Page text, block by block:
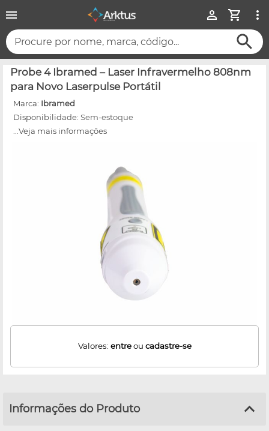
Procure por nome, marca, código...
Probe 4 Ibramed – Laser Infravermelho 808nm
para Novo Laserpulse Portátil
Marca: Ibramed
Disponibilidade: Sem-estoque
...Veja mais informações
Valores: entreou cadastre-se
Informações do Produto